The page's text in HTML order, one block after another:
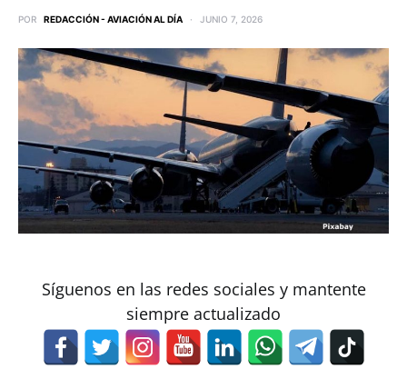
POR REDACCIÓN - AVIACIÓN AL DÍA JUNIO 7, 2026
Síguenos en las redes sociales y mantente
siempre actualizado